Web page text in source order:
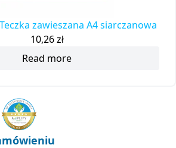
zawieszana A4 siarczanowa
10,26zł
Read more